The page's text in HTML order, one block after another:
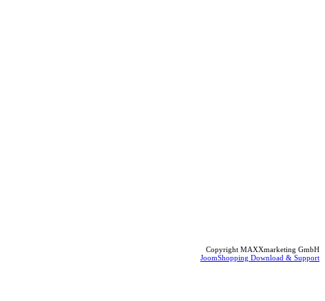
Copyright MAXXmarketing GmbH
JoomShopping Download & Support